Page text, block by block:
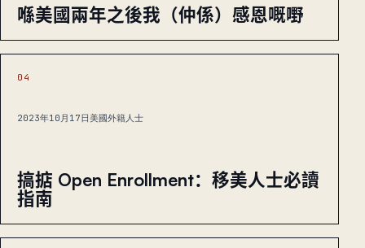
喺美國兩年之後我（仲係）感恩嘅嘢
04
2023年10月17日美國外籍人士
搞掂 Open Enrollment：移美人士必讀
指南